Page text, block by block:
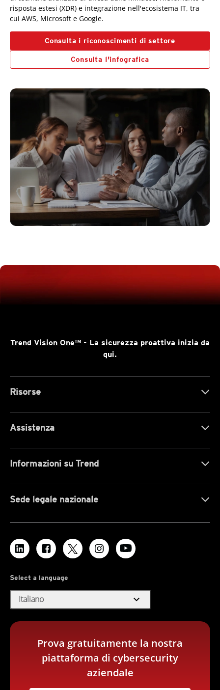
risposta estesi (XDR) e integrazione nell'ecosistema IT, tra
cui AWS, Microsoft e Google.
Consulta i riconoscimenti di settore
Consulta l'infografica
Trend Vision One™ - La sicurezza proattiva inizia da
qui.
Risorse
Assistenza
Informazioni su Trend
Sede legale nazionale
Select a language
Italiano expand_more
Prova gratuitamente la nostra
piattaforma di cybersecurity
aziendale